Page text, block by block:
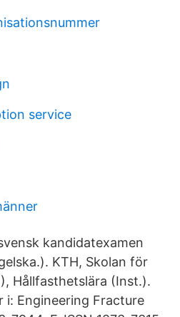
service
kandidatexamen
KTH, Skolan för
Hållfasthetslära (Inst.).
i: Engineering Fracture